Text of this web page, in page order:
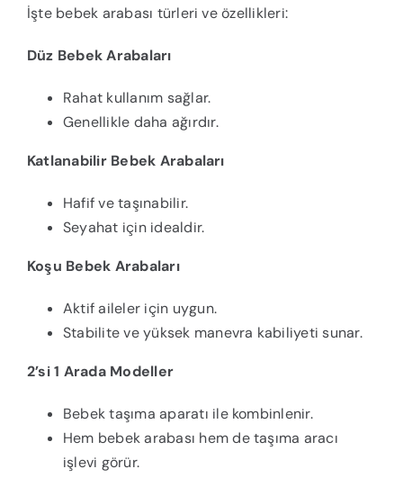
İşte bebek arabası türleri ve özellikleri:
Düz Bebek Arabaları
Rahat kullanım sağlar.
Genellikle daha ağırdır.
Katlanabilir Bebek Arabaları
Hafif ve taşınabilir.
Seyahat için idealdir.
Koşu Bebek Arabaları
Aktif aileler için uygun.
Stabilite ve yüksek manevra kabiliyeti sunar.
2’si 1 Arada Modeller
Bebek taşıma aparatı ile kombinlenir.
Hem bebek arabası hem de taşıma aracı
işlevi görür.